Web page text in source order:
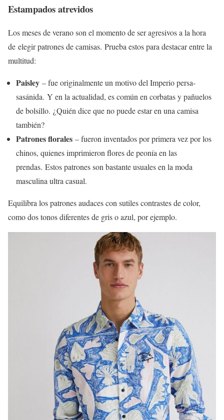
Estampados atrevidos
Los meses de verano son el momento de ser agresivos a la hora
de elegir patrones de camisas. Prueba estos para destacar entre la
multitud:
Paisley – fue originalmente un motivo del Imperio persa-
sasánida. Y en la actualidad, es común en corbatas y pañuelos
de bolsillo. ¿Quién dice que no puede estar en una camisa
también?
Patrones florales – fueron inventados por primera vez por los
chinos, quienes imprimieron flores de peonía en las
prendas. Estos patrones son bastante usuales en la moda
masculina ultra casual.
Equilibra los patrones audaces con sutiles contrastes de color,
como dos tonos diferentes de gris o azul, por ejemplo.